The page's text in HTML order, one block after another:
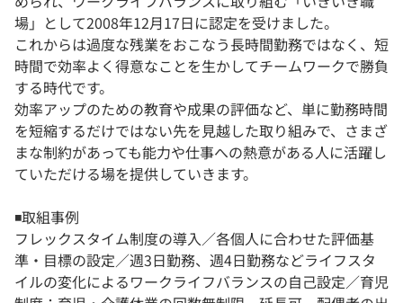
場」として2008年12月17日に認定を受けました。
これからは過度な残業をおこなう長時間勤務ではなく、短
時間で効率よく得意なことを生かしてチームワークで勝負
する時代です。
効率アップのための教育や成果の評価など、単に勤務時間
を短縮するだけではない先を見越した取り組みで、さまざ
まな制約があっても能力や仕事への熱意がある人に活躍し
ていただける場を提供していきます。
◾️取組事例
フレックスタイム制度の導入／各個人に合わせた評価基
準・目標の設定／週3日勤務、週4日勤務などライフスタ
イルの変化によるワークライフバランスの自己設定／育児